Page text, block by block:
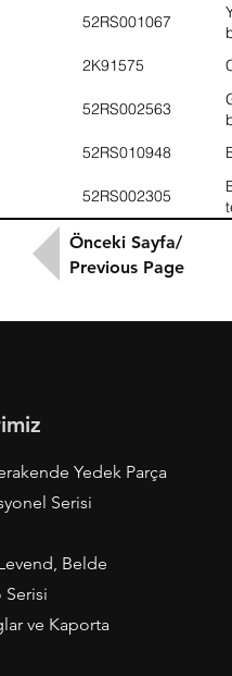
52RS001067
2K91575
52RS002563
52RS010948
52RS002305
Önceki Sayfa/
Previous Page
Yedek Parça
Serisi
Belde
Serisi
ve Kaporta